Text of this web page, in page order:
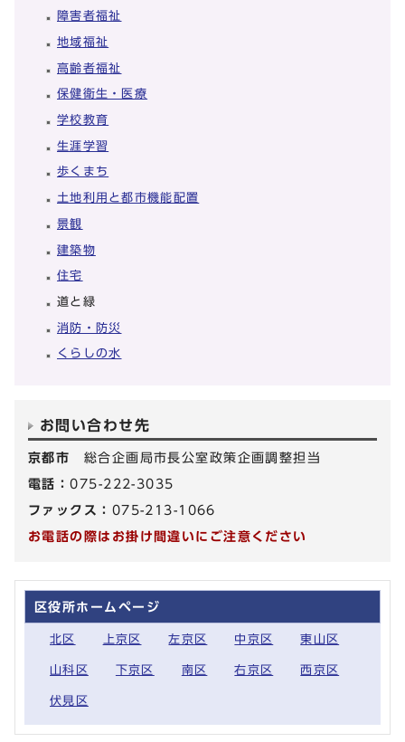
障害者福祉
地域福祉
高齢者福祉
保健衛生・医療
学校教育
生涯学習
歩くまち
土地利用と都市機能配置
景観
建築物
住宅
道と緑
消防・防災
くらしの水
お問い合わせ先
京都市 総合企画局市長公室政策企画調整担当
電話：075-222-3035
ファックス： 075-213-1066
お電話の際はお掛け間違いにご注意ください
区役所ホームページ
北区 上京区 左京区 中京区 東山区
山科区 下京区 南区 右京区 西京区
伏見区